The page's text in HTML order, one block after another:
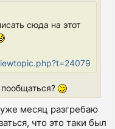
сюда на этот
месяц разгребаю
что это таки был